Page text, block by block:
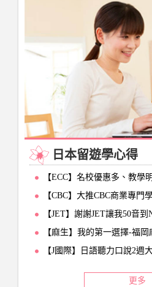
日本留遊學心得
【ECC】名校優惠多、教學
【CBC】大推CBC商業專門
【JET】謝謝JET讓我50音
【麻生】我的第一選擇-福
【J國際】日語聽力口說2週
更多